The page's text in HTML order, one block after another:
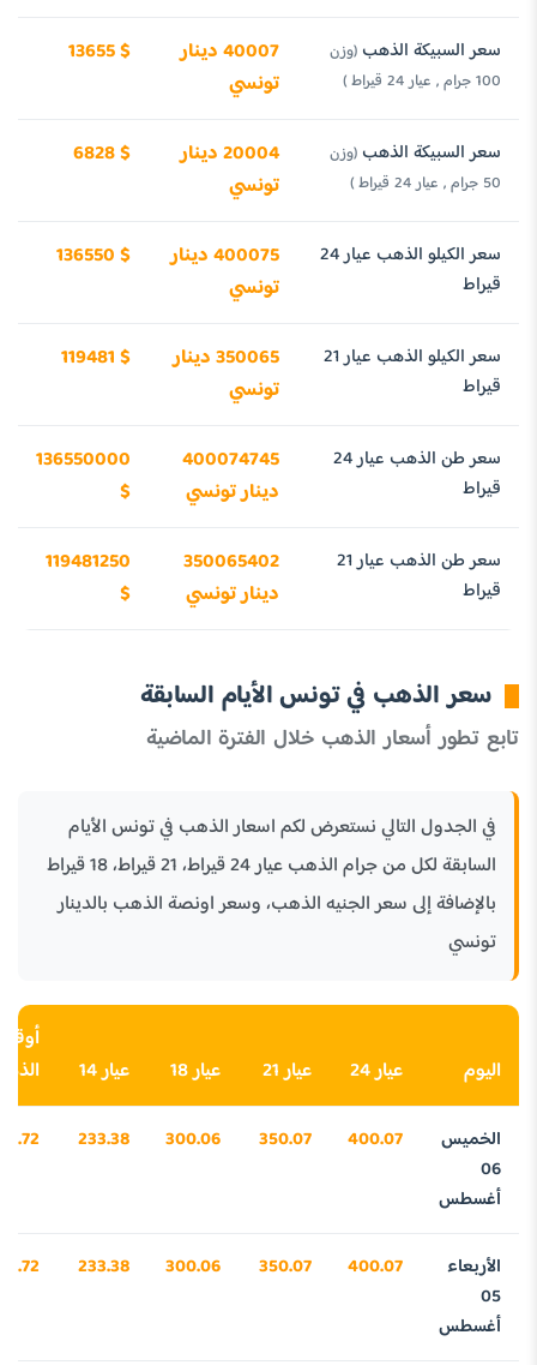
سعر السبيكة الذهب (وزن
100 جرام , عيار 24 قيراط )
40007 دينار
تونسي
13655 $
سعر السبيكة الذهب (وزن
50 جرام , عيار 24 قيراط )
20004 دينار
تونسي
6828 $
سعر الكيلو الذهب عيار 24
قيراط
400075 دينار
تونسي
136550 $
سعر الكيلو الذهب عيار 21
قيراط
350065 دينار
تونسي
119481 $
سعر طن الذهب عيار 24
قيراط
400074745
دينار تونسي
136550000
$
سعر طن الذهب عيار 21
قيراط
350065402
دينار تونسي
119481250
$
سعر الذهب في تونس الأيام السابقة
تابع تطور أسعار الذهب خلال الفترة الماضية
في الجدول التالي نستعرض لكم اسعار الذهب في تونس الأيام
السابقة لكل من جرام الذهب عيار 24 قيراط، 21 قيراط، 18 قيراط
بالإضافة إلى سعر الجنيه الذهب، وسعر اونصة الذهب بالدينار
تونسي
اليوم عيار 24 عيار 21 عيار 18 عيار 14
أوقية
الخميس
06
أغسطس
400.07
350.07
300.06
233.38
الأربعاء
05
أغسطس
400.07
350.07
300.06
233.38